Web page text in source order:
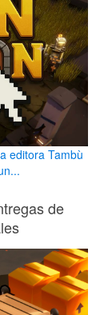
editora Tambù
de